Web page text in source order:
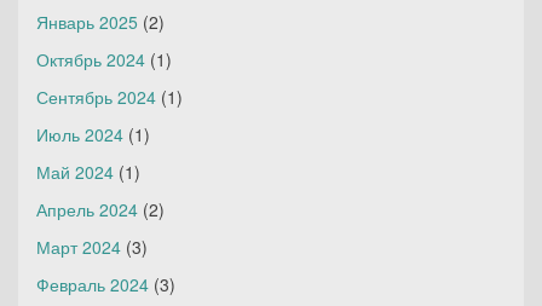
Январь 2025 (2)
Октябрь 2024 (1)
Сентябрь 2024 (1)
Июль 2024 (1)
Май 2024 (1)
Апрель 2024 (2)
Март 2024 (3)
Февраль 2024 (3)